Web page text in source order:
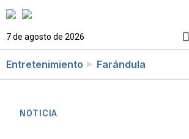
7 de agosto de 2026
Entretenimiento Farándula
NOTICIA